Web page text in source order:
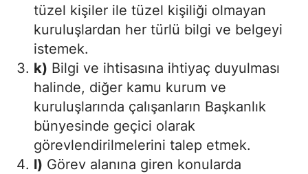
tüzel kişiler ile tüzel kişiliği olmayan
kuruluşlardan her türlü bilgi ve belgeyi
istemek.
k) Bilgi ve ihtisasına ihtiyaç duyulması
halinde, diğer kamu kurum ve
kuruluşlarında çalışanların Başkanlık
bünyesinde geçici olarak
görevlendirilmelerini talep etmek.
l) Görev alanına giren konularda